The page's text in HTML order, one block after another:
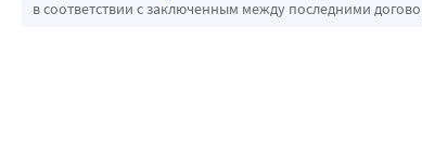
в соответствии с заключенным между последними